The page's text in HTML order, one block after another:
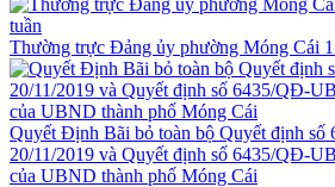
Thường trực Đảng ủy phường Móng Cái 1
Quyết Định Bãi bỏ toàn bộ Quyết định
20/11/2019 và Quyết định số 6435/QĐ-
của UBND thành phố Móng Cái